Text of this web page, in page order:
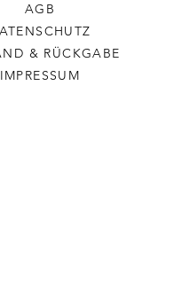
AGB
& RÜCKGABE
IMPRESSUM